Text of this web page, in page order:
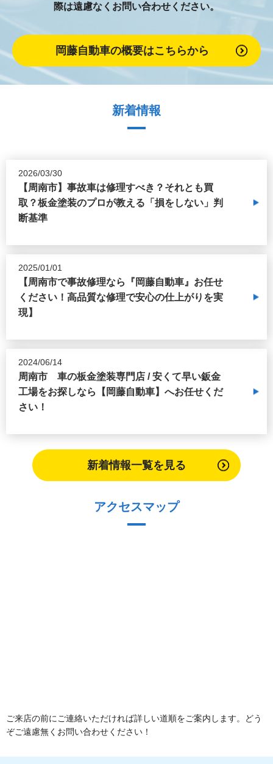
際は遠慮なくお問い合わせください。
岡藤自動車の概要はこちらから
新着情報
2026/03/30
【周南市】事故車は修理すべき？それとも買
取？板金塗装のプロが教える「損をしない」判
断基準
2025/01/01
【周南市で事故修理なら『岡藤自動車』お任せ
ください！高品質な修理で安心の仕上がりを実
現】
2024/06/14
周南市 車の板金塗装専門店 / 安くて早い鈑金
工場をお探しなら【岡藤自動車】へお任せくだ
さい！
新着情報一覧を見る
アクセスマップ
ご来店の前にご連絡いただければ詳しい道順をご案内します。どう
ぞご遠慮無くお問い合わせください！